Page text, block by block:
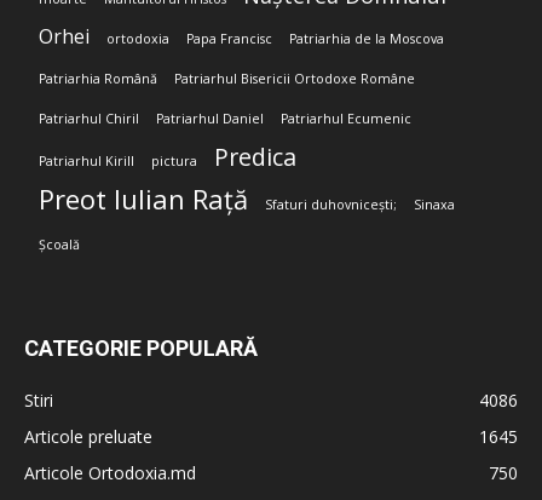
Orhei ortodoxia Papa Francisc Patriarhia de la Moscova
Patriarhia Română Patriarhul Bisericii Ortodoxe Române
Patriarhul Chiril Patriarhul Daniel Patriarhul Ecumenic
Patriarhul Kirill pictura Predica
Preot Iulian Rață Sfaturi duhovnicești; Sinaxa
Școală
CATEGORIE POPULARĂ
Stiri
4086
Articole preluate
1645
Articole Ortodoxia.md
750